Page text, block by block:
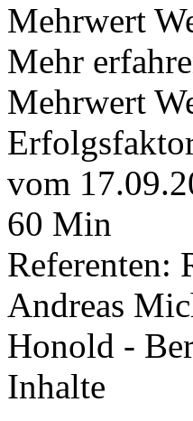
Mehrwert
Mehr
Mehrwert
vom
60 Min
Referenten:
Andreas
Honold -
Inhalte